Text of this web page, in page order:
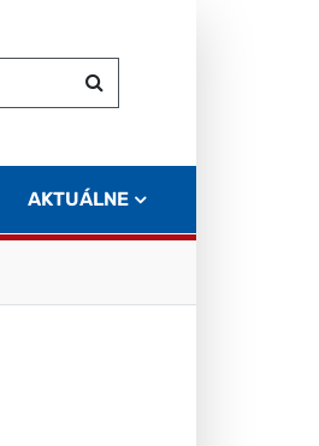
Hľadať
AKTUÁLNE